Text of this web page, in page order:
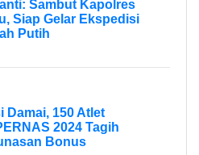
Sambut Kapolres
Siap Gelar Ekspedisi
Putih
Damai, 150 Atlet
2024 Tagih
Bonus